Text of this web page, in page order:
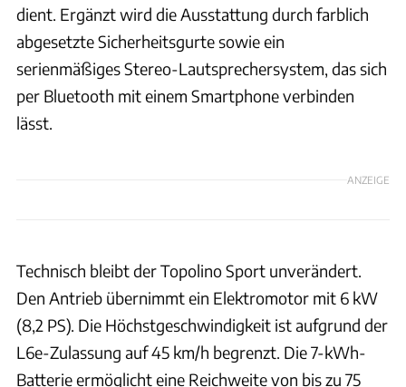
dient. Ergänzt wird die Ausstattung durch farblich
abgesetzte Sicherheitsgurte sowie ein
serienmäßiges Stereo-Lautsprechersystem, das sich
per Bluetooth mit einem Smartphone verbinden
lässt.
ANZEIGE
Technisch bleibt der Topolino Sport unverändert.
Den Antrieb übernimmt ein Elektromotor mit 6 kW
(8,2 PS). Die Höchstgeschwindigkeit ist aufgrund der
L6e-Zulassung auf 45 km/h begrenzt. Die 7-kWh-
Batterie ermöglicht eine Reichweite von bis zu 75